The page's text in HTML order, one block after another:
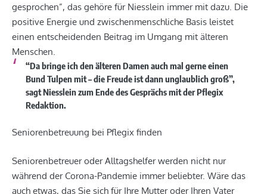
gesprochen”, das gehöre für Niesslein immer mit dazu. Die
positive Energie und zwischenmenschliche Basis leistet
einen entscheidenden Beitrag im Umgang mit älteren
Menschen.
“Da bringe ich den älteren Damen auch mal gerne einen
Bund Tulpen mit – die Freude ist dann unglaublich groß”,
sagt Niesslein zum Ende des Gesprächs mit der Pflegix
Redaktion.
Seniorenbetreuung bei Pflegix finden
Seniorenbetreuer oder Alltagshelfer werden nicht nur
während der Corona-Pandemie immer beliebter. Wäre das
auch etwas, das Sie sich für Ihre Mutter oder Ihren Vater